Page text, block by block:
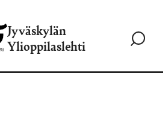
Jyväskylän
Ylioppilaslehti
Siirry